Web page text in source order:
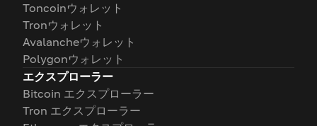
Toncoinウォレット
Tronウォレット
Avalancheウォレット
Polygonウォレット
エクスプローラー
Bitcoin エクスプローラー
Tron エクスプローラー